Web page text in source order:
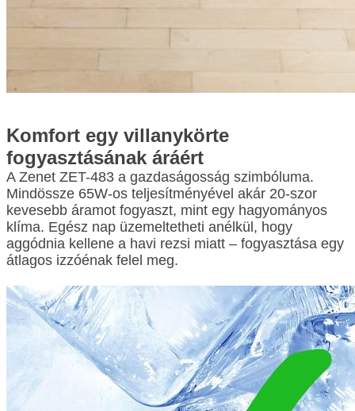
Komfort egy villanykörte
fogyasztásának áráért
A Zenet ZET-483 a gazdaságosság szimbóluma.
Mindössze 65W-os teljesítményével akár 20-szor
kevesebb áramot fogyaszt, mint egy hagyományos
klíma. Egész nap üzemeltetheti anélkül, hogy
aggódnia kellene a havi rezsi miatt – fogyasztása egy
átlagos izzóénak felel meg.